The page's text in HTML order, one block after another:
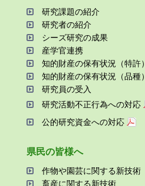
研究課題の紹介
研究者の紹介
シーズ研究の成果
産学官連携
知的財産の保有状況（特許）
知的財産の保有状況（品種）
研究員の受⼊
研究活動不正⾏為への対応
公的研究資金への対応
県⺠の皆様へ
作物や園芸に関する新技術
畜産に関する新技術